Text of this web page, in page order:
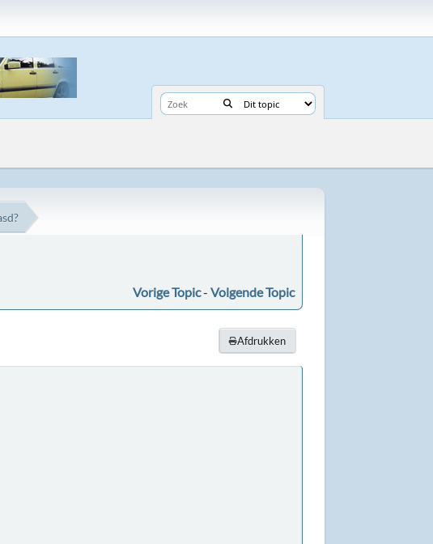
Vorige Topic- Volgende Topic
Afdrukken